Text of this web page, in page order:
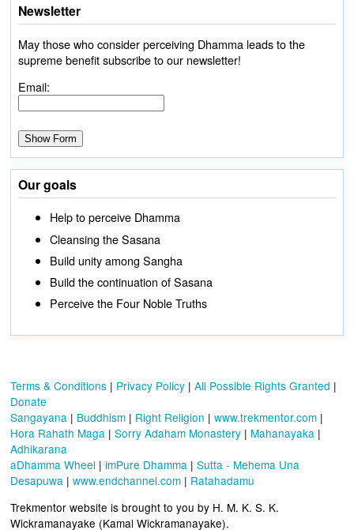
Newsletter
May those who consider perceiving Dhamma leads to the
supreme benefit subscribe to our newsletter!
Email:
Our goals
Help to perceive Dhamma
Cleansing the Sasana
Build unity among Sangha
Build the continuation of Sasana
Perceive the Four Noble Truths
Terms & Conditions | Privacy Policy | All Possible Rights Granted |
Donate
Sangayana | Buddhism | Right Religion | www.trekmentor.com |
Hora Rahath Maga | Sorry Adaham Monastery | Mahanayaka |
Adhikarana
aDhamma Wheel | imPure Dhamma | Sutta - Mehema Una
Desapuwa | www.endchannel.com | Ratahadamu
Trekmentor website is brought to you by H. M. K. S. K.
Wickramanayake (Kamal Wickramanayake).